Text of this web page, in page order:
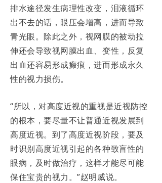
排水途径发生病理性改变，泪液循环
出不去的话，眼压会增高，进而导致
青光眼。除此之外，视网膜的被动拉
伸还会导致视网膜出血、变性，反复
出血还容易形成瘢痕，进而形成永久
性的视力损伤。
“所以，对高度近视的重视是近视防控
的根本，要尽量不让普通近视发展到
高度近视。到了高度近视阶段，要及
时识别高度近视引起的各种致盲性的
眼病，及时做治疗，这样才能尽可能
保住宝贵的视力。”赵明威说。